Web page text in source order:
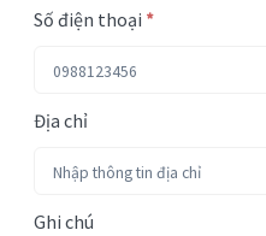
Số điện thoại *
Địa chỉ
Ghi chú